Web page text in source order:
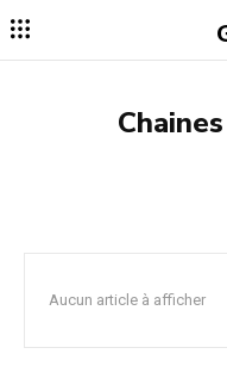
Aucun article à afficher